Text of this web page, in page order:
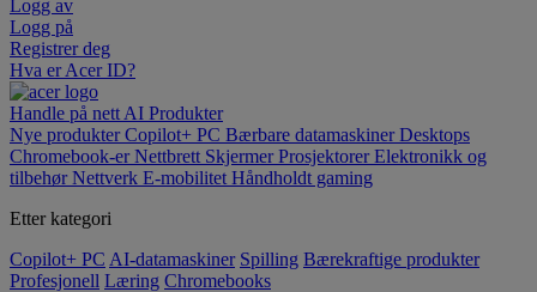
Logg av
Logg på
Registrer deg
Hva er Acer ID?
Handle på nett AI Produkter
Nye produkterCopilot+ PC Bærbare datamaskinerDesktops
Chromebook-erNettbrett SkjermerProsjektorerElektronikk og
tilbehørNettverk E-mobilitet Håndholdt gaming
Etter kategori
Copilot+ PC AI-datamaskiner Spilling Bærekraftige produkter
Profesjonell Læring Chromebooks